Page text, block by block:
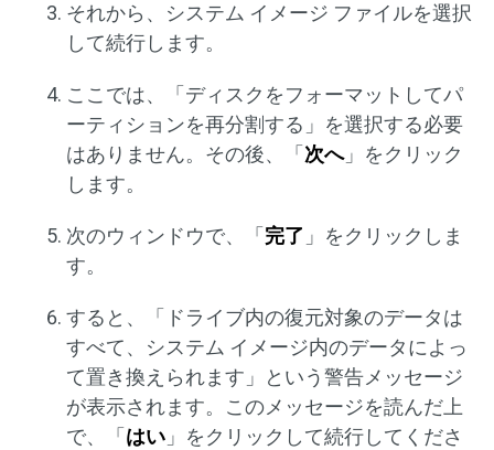
それから、システム イメージ ファイルを選択
して続行します。
ここでは、「ディスクをフォーマットしてパ
ーティションを再分割する」を選択する必要
はありません。その後、「 次へ」をクリック
します。
次のウィンドウで、「 完了 」をクリックしま
す。
すると、「ドライブ内の復元対象のデータは
すべて、システム イメージ内のデータによっ
て置き換えられます」という警告メッセージ
が表示されます。このメッセージを読んだ上
で、「 はい 」をクリックして続行してくださ